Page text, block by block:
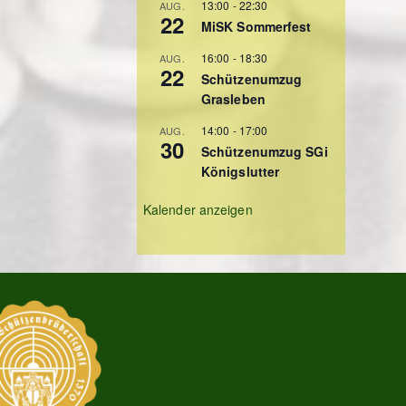
AUG.
22
13:00 -22:30
MiSK Sommerfest
AUG.
22
16:00 - 18:30
Schützenumzug
Grasleben
AUG.
30
14:00 - 17:00
Schützenumzug SGi
Königslutter
Kalender anzeigen